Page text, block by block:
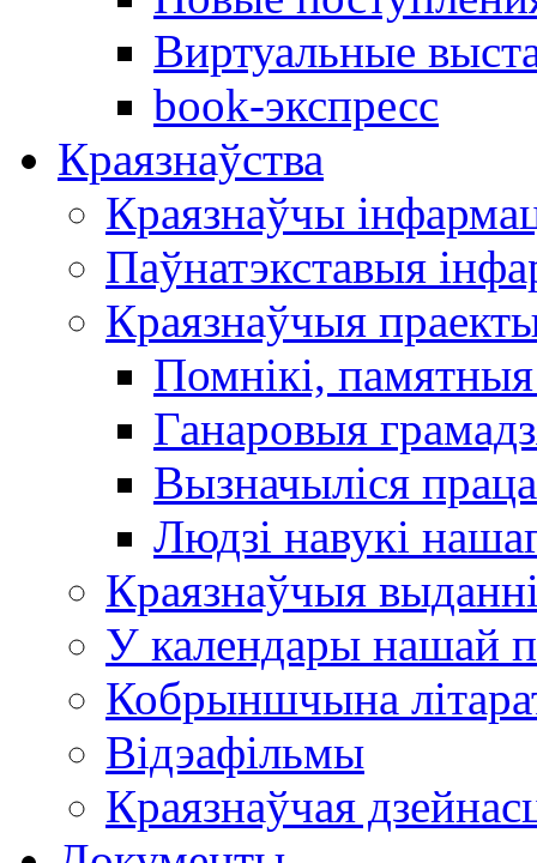
Виртуальные
book-экспресс
Краязнаўства
Краязнаўчы
Паўнатэкставыя
Краязнаўчыя
Помнікі,
Ганаровыя
Вызначыліся
Людзі навукі
Краязнаўчыя
У календары нашай
Кобрыншчына
Відэафільмы
Краязнаўчая